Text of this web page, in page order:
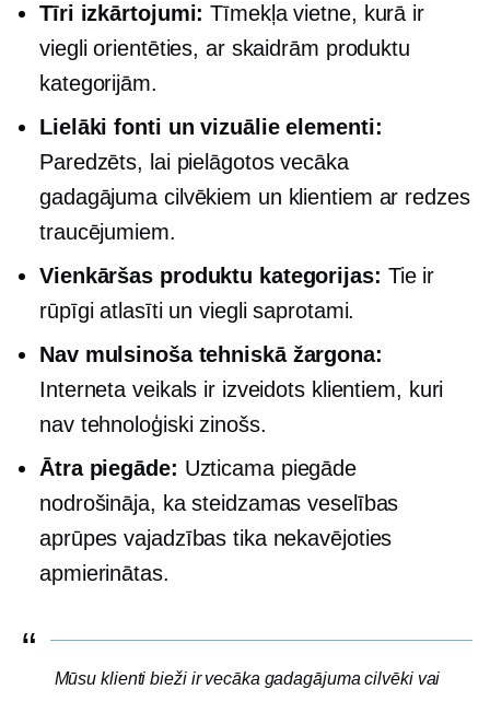
Tīri izkārtojumi: Tīmekļa vietne, kurā ir
viegli orientēties, ar skaidrām produktu
kategorijām.
Lielāki fonti un vizuālie elementi:
Paredzēts, lai pielāgotos vecāka
gadagājuma cilvēkiem un klientiem ar redzes
traucējumiem.
Vienkāršas produktu kategorijas: Tie ir
rūpīgi atlasīti un viegli saprotami.
Nav mulsinoša tehniskā žargona:
Interneta veikals ir izveidots klientiem, kuri
nav tehnoloģiski zinošs.
Ātra piegāde: Uzticama piegāde
nodrošināja, ka steidzamas veselības
aprūpes vajadzības tika nekavējoties
apmierinātas.
Mūsu klienti bieži ir vecāka gadagājuma cilvēki vai